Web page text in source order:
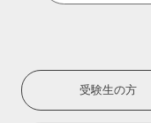
受験生の方